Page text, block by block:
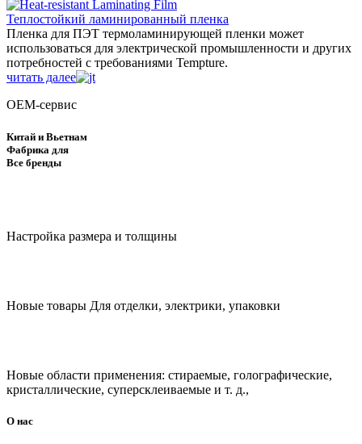
Теплостойкий ламинированный пленка
Пленка для ПЭТ термоламинирующей пленки может
использоваться для электрической промышленности и других
потребностей с требованиями Tempture.
читать далее
OEM-сервис
Китай и Вьетнам
Фабрика для
Все бренды
Настройка размера и толщины
Новые товары Для отделки, электрики, упаковки
Новые области применения: стираемые, голографические,
кристаллические, суперсклеиваемые и т. д.,
О нас